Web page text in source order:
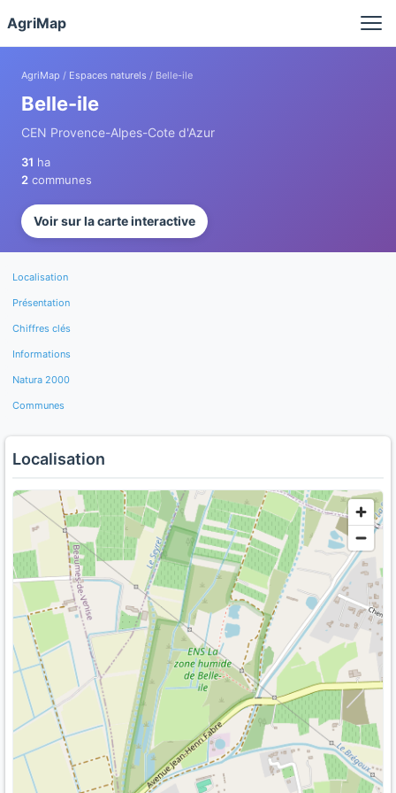
AgriMap
AgriMap / Espaces naturels / Belle-ile
Belle-ile
CEN Provence-Alpes-Cote d'Azur
31 ha
2 communes
Voir sur la carte interactive
Localisation
Présentation
Chiffres clés
Informations
Natura 2000
Communes
Localisation